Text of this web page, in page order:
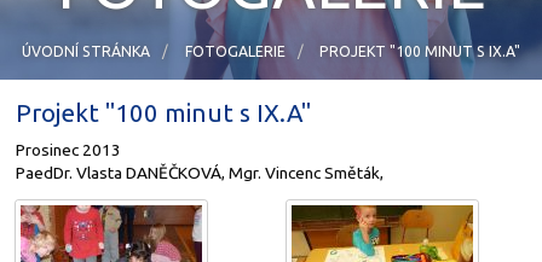
ÚVODNÍ STRÁNKA FOTOGALERIE PROJEKT "100 MINUT S IX.A"
Projekt "100 minut s IX.A"
Prosinec 2013
PaedDr. Vlasta DANĚČKOVÁ, Mgr. Vincenc Směták,